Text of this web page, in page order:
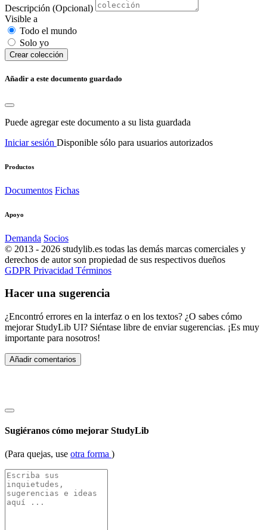
Descripción (Opcional)
Visible a
Todo el mundo
Solo yo
Сrear colección
Añadir a este documento guardado
Puede agregar este documento a su lista guardada
Iniciar sesión Disponible sólo para usuarios autorizados
Productos
Documentos Fichas
Apoyo
Demanda Socios
© 2013 - 2026 studylib.es todas las demás marcas comerciales y
derechos de autor son propiedad de sus respectivos dueños
GDPR Privacidad Términos
Hacer una sugerencia
¿Encontró errores en la interfaz o en los textos? ¿O sabes cómo
mejorar StudyLib UI? Siéntase libre de enviar sugerencias. ¡Es muy
importante para nosotros!
Añadir comentarios
Sugiéranos cómo mejorar StudyLib
(Para quejas, use otra forma )